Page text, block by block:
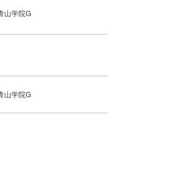
山学院G
山学院G